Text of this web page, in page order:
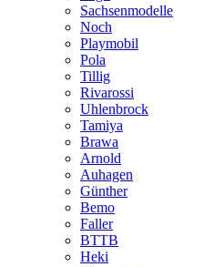
Sachsenmodelle
Noch
Playmobil
Pola
Tillig
Rivarossi
Uhlenbrock
Tamiya
Brawa
Arnold
Auhagen
Günther
Bemo
Faller
BTTB
Heki